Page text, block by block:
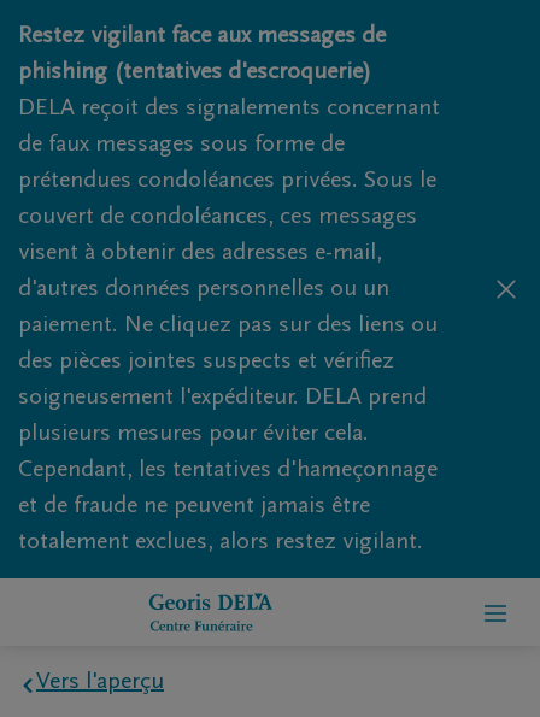
Obituaries.breadcrumbs.SkipLink
Restez vigilant face aux messages de
phishing (tentatives d'escroquerie)
DELA reçoit des signalements concernant
de faux messages sous forme de
prétendues condoléances privées. Sous le
couvert de condoléances, ces messages
visent à obtenir des adresses e-mail,
d'autres données personnelles ou un
paiement. Ne cliquez pas sur des liens ou
des pièces jointes suspects et vérifiez
soigneusement l'expéditeur. DELA prend
plusieurs mesures pour éviter cela.
Cependant, les tentatives d'hameçonnage
et de fraude ne peuvent jamais être
totalement exclues, alors restez vigilant.
Vers l'aperçu